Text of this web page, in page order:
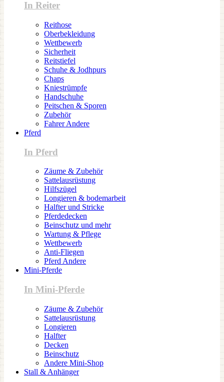
In Reiter
Reithose
Oberbekleidung
Wettbewerb
Sicherheit
Reitstiefel
Schuhe & Jodhpurs
Chaps
Kniestrümpfe
Handschuhe
Peitschen & Sporen
Zubehör
Fahrer Andere
Pferd
In Pferd
Zäume & Zubehör
Sattelausrüstung
Hilfszügel
Longieren & bodemarbeit
Halfter und Stricke
Pferdedecken
Beinschutz und mehr
Wartung & Pflege
Wettbewerb
Anti-Fliegen
Pferd Andere
Mini-Pferde
In Mini-Pferde
Zäume & Zubehör
Sattelausrüstung
Longieren
Halfter
Decken
Beinschutz
Andere Mini-Shop
Stall & Anhänger